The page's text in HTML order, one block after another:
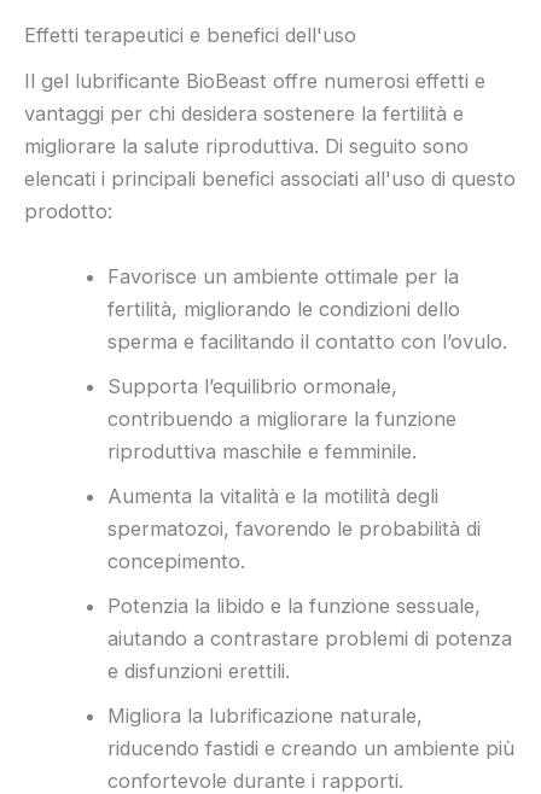
Effetti terapeutici e benefici dell'uso
Il gel lubrificante BioBeast offre numerosi effetti e
vantaggi per chi desidera sostenere la fertilità e
migliorare la salute riproduttiva. Di seguito sono
elencati i principali benefici associati all'uso di questo
prodotto:
Favorisce un ambiente ottimale per la
fertilità, migliorando le condizioni dello
sperma e facilitando il contatto con l’ovulo.
Supporta l’equilibrio ormonale,
contribuendo a migliorare la funzione
riproduttiva maschile e femminile.
Aumenta la vitalità e la motilità degli
spermatozoi, favorendo le probabilità di
concepimento.
Potenzia la libido e la funzione sessuale,
aiutando a contrastare problemi di potenza
e disfunzioni erettili.
Migliora la lubrificazione naturale,
riducendo fastidi e creando un ambiente più
confortevole durante i rapporti.